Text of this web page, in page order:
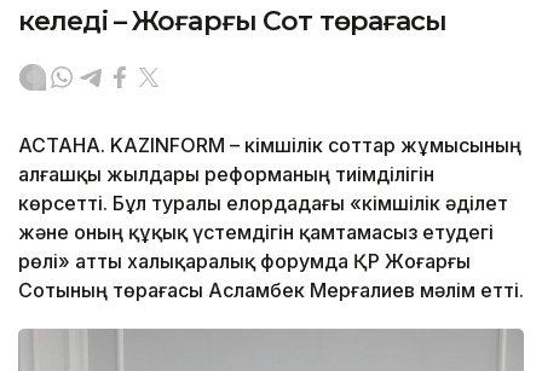
келеді – Жоғарғы Сот төрағасы
АСТАНА. KAZINFORM – Әкімшілік соттар жұмысының
алғашқы жылдары реформаның тиімділігін
көрсетті. Бұл туралы елордадағы «Әкімшілік әділет
және оның құқық үстемдігін қамтамасыз етудегі
рөлі» атты халықаралық форумда ҚР Жоғарғы
Сотының төрағасы Асламбек Мерғалиев мәлім етті.